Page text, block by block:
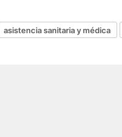
asistencia sanitaria y médica